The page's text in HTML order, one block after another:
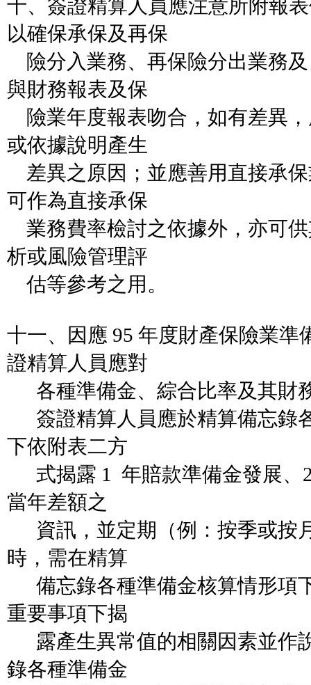
十、簽證精算人員應注意所附報
以確保承保及再保
險分入業務、再保險分出業務
與財務報表及保
險業年度報表吻合，如有差異
或依據說明產生
差異之原因；並應善用直接承
可作為直接承保
業務費率檢討之依據外，亦可
析或風險管理評
估等參考之用。
十一、因應 95 年度財產保險業準
證精算人員應對
各種準備金、綜合比率及其財
簽證精算人員應於精算備忘錄
下依附表二方
式揭露 1 年賠款準備金發展、
當年差額之
資訊，並定期（例：按季或按
時，需在精算
備忘錄各種準備金核算情形項
重要事項下揭
露產生異常值的相關因素並作
錄各種準備金